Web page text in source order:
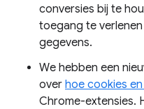
conversies bij te
toegang te
gegevens.
We hebben een
over hoe cookies
Chrome-extensies.